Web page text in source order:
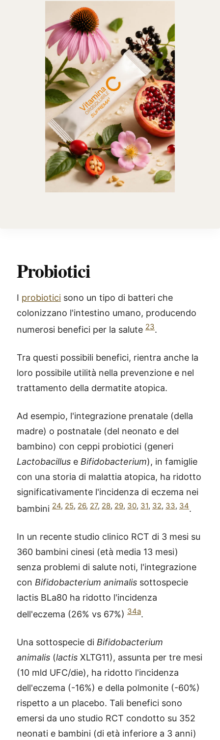
Probiotici
I probiotici sono un tipo di batteri che
colonizzano l'intestino umano, producendo
numerosi benefici per la salute 23.
Tra questi possibili benefici, rientra anche la
loro possibile utilità nella prevenzione e nel
trattamento della dermatite atopica.
Ad esempio, l'integrazione prenatale (della
madre) o postnatale (del neonato e del
bambino) con ceppi probiotici (generi
Lactobacillus e Bifidobacterium), in famiglie
con una storia di malattia atopica, ha ridotto
significativamente l'incidenza di eczema nei
bambini 24, 25, 26, 27, 28, 29, 30, 31, 32, 33, 34.
In un recente studio clinico RCT di 3 mesi su
360 bambini cinesi (età media 13 mesi)
senza problemi di salute noti, l'integrazione
con Bifidobacterium animalis sottospecie
lactis BLa80 ha ridotto l'incidenza
dell'eczema (26% vs 67%) 34a.
Una sottospecie di Bifidobacterium
animalis (lactis XLTG11), assunta per tre mesi
(10 mld UFC/die), ha ridotto l'incidenza
dell'eczema (-16%) e della polmonite (-60%)
rispetto a un placebo. Tali benefici sono
emersi da uno studio RCT condotto su 352
neonati e bambini (di età inferiore a 3 anni)